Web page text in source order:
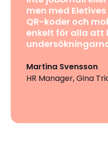
men med
QR-koder och
enkelt för alla att
Martina Svensson
HR Manager, Gina